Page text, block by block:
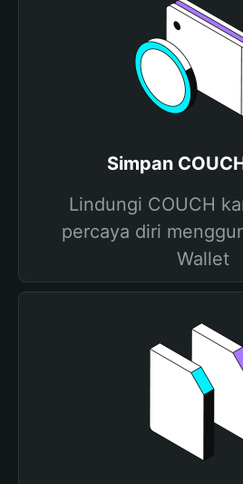
Simpan
Lindungi COUCH
percaya diri
Wallet